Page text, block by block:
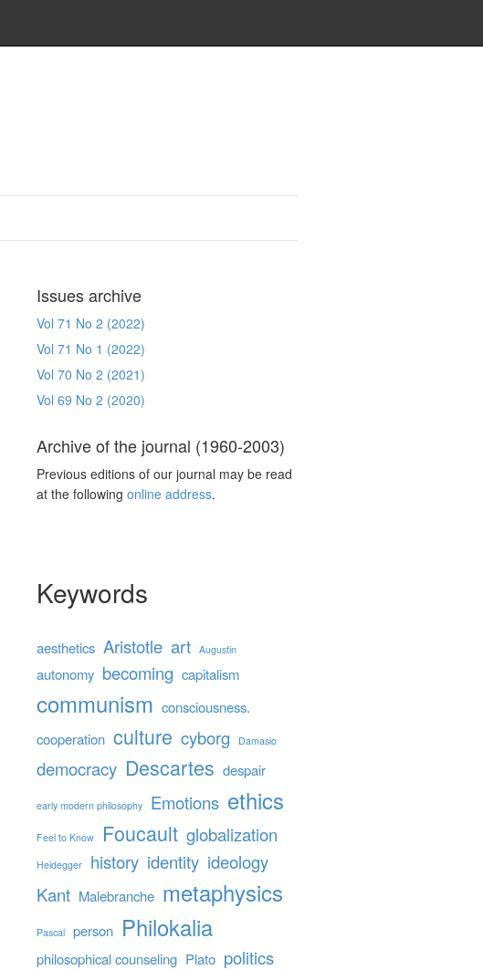
Issues archive
Vol 71 No 2 (2022)
Vol 71 No 1 (2022)
Vol 70 No 2 (2021)
Vol 69 No 2 (2020)
Archive of the journal (1960-2003)
Previous editions of our journal may be read
at the followingonline address.
Keywords
aesthetics Aristotle art Augustin
autonomy becoming capitalism
communism consciousness.
cooperation culture cyborg Damasio
democracy Descartes despair
early modern philosophy Emotions ethics
Feel to Know Foucault globalization
Heidegger history identity ideology
Kant Malebranche metaphysics
Pascal person Philokalia
philosophical counseling Plato politics